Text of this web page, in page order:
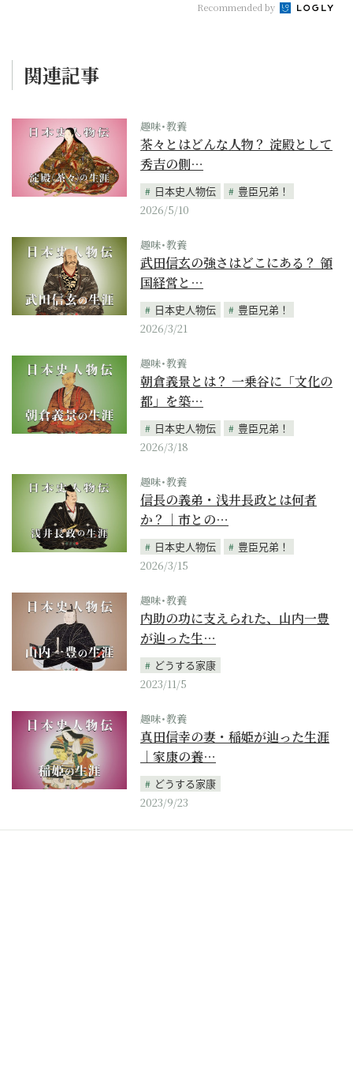
Recommended by
関連記事
趣味･教養
茶々とはどんな人物？ 淀殿として
秀吉の側…
日本史人物伝
豊臣兄弟！
2026/5/10
趣味･教養
武田信玄の強さはどこにある？ 領
国経営と…
日本史人物伝
豊臣兄弟！
2026/3/21
趣味･教養
朝倉義景とは？ 一乗谷に「文化の
都」を築…
日本史人物伝
豊臣兄弟！
2026/3/18
趣味･教養
信長の義弟・浅井長政とは何者
か？｜市との…
日本史人物伝
豊臣兄弟！
2026/3/15
趣味･教養
内助の功に支えられた、山内一豊
が辿った生…
どうする家康
2023/11/5
趣味･教養
真田信幸の妻・稲姫が辿った生涯
｜家康の養…
どうする家康
2023/9/23